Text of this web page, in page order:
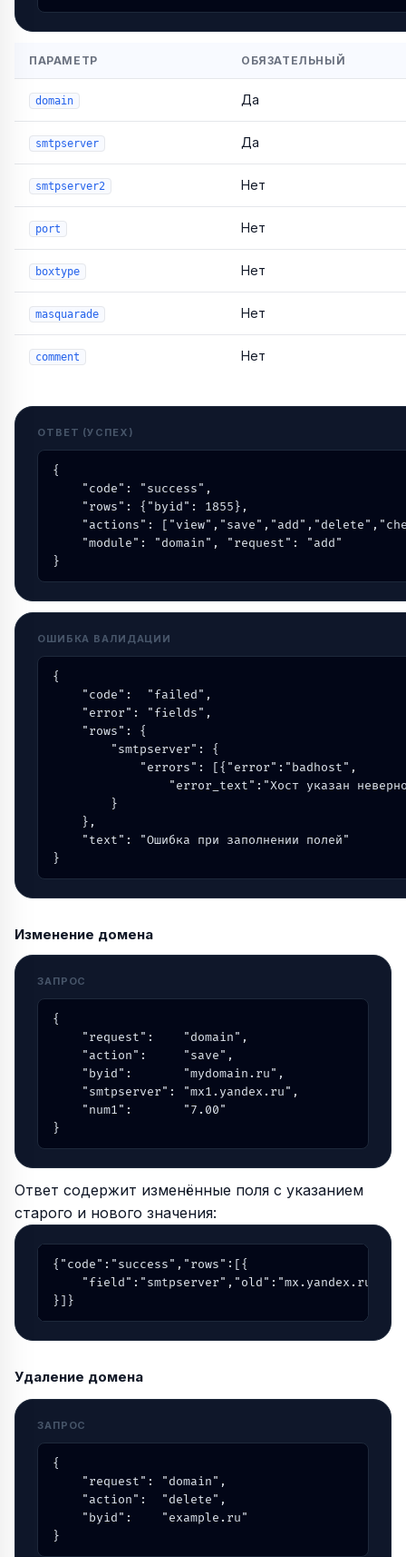
ПАРАМЕТР ОБЯЗАТЕЛЬНЫЙ
domain Да
smtpserver Да
smtpserver2 Нет
port Нет
boxtype Нет
masquarade Нет
comment Нет
ОТВЕТ (УСПЕХ)
{
    "code": "success",
    "rows": {"byid": 1855},
"actions":
    "module": "domain", "request": "add"
}
ОШИБКА ВАЛИДАЦИИ
{
    "code":  "failed",
    "error": "fields",
    "rows": {
        "smtpserver": {
            "errors": [{"error":"badhost",
"error_text":"Хост указан
        }
    },
    "text": "Ошибка при заполнении полей"
}
Изменение домена
ЗАПРОС
{
    "request":    "domain",
    "action":     "save",
    "byid":       "mydomain.ru",
    "smtpserver": "mx1.yandex.ru",
    "num1":       "7.00"
}
Ответ содержит изменённые поля с указанием
старого и нового значения:
{"code":"success","rows":[{
}]}
Удаление домена
ЗАПРОС
{
    "request": "domain",
    "action":  "delete",
    "byid":    "example.ru"
}